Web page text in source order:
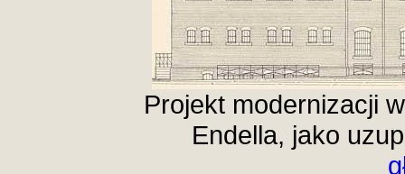
Projekt modernizacji
Endella, jako